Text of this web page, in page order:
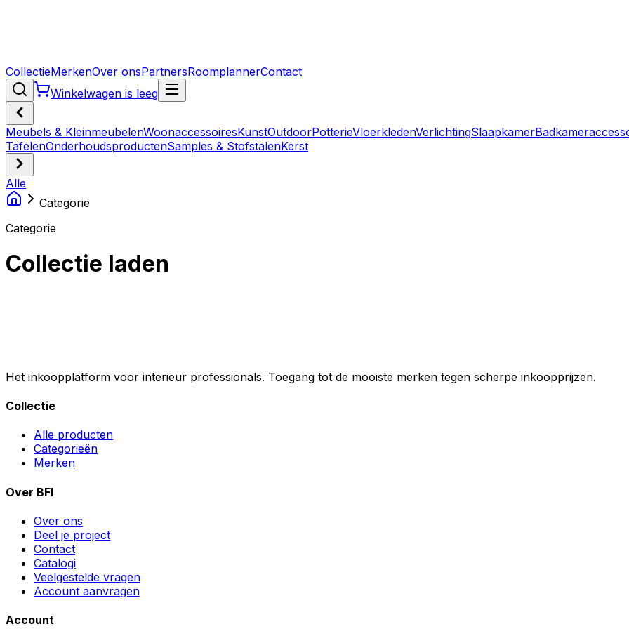
CollectieMerkenOver onsPartnersRoomplannerContact
Winkelwagen is leeg
Meubels & KleinmeubelenWoonaccessoiresKunstOutdoorPotterieVloerkledenVerlichtingSlaapkamer
TafelenOnderhoudsproductenSamples & StofstalenKerst
Alle
Categorie
Categorie
Collectie laden
Het inkoopplatform voor interieur professionals. Toegang tot de mooiste merken tegen scherpe inkoopprijzen.
Collectie
Alle producten
Categorieën
Merken
Over BFI
Over ons
Deel je project
Contact
Catalogi
Veelgestelde vragen
Account aanvragen
Account